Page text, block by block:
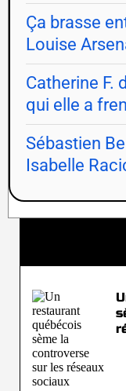
Ça brasse
Louise
Catherine F.
qui elle a
Sébastien
Isabelle